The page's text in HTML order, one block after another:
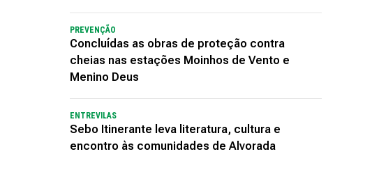
PREVENÇÃO
Concluídas as obras de proteção contra
cheias nas estações Moinhos de Vento e
Menino Deus
ENTREVILAS
Sebo Itinerante leva literatura, cultura e
encontro às comunidades de Alvorada